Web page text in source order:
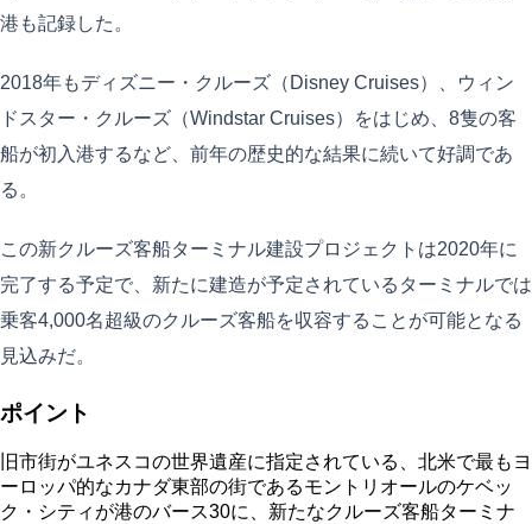
港も記録した。
2018年もディズニー・クルーズ（Disney Cruises）、ウィン
ドスター・クルーズ（Windstar Cruises）をはじめ、8隻の客
船が初入港するなど、前年の歴史的な結果に続いて好調であ
る。
この新クルーズ客船ターミナル建設プロジェクトは2020年に
完了する予定で、新たに建造が予定されているターミナルでは
乗客4,000名超級のクルーズ客船を収容することが可能となる
見込みだ。
ポイント
旧市街がユネスコの世界遺産に指定されている、北米で最もヨ
ーロッパ的なカナダ東部の街であるモントリオールのケベッ
ク・シティが港のバース30に、新たなクルーズ客船ターミナ